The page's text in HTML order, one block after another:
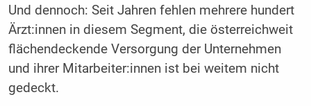
Und dennoch: Seit Jahren fehlen mehrere hundert
Ärzt:innen in diesem Segment, die österreichweit
flächendeckende Versorgung der Unternehmen
und ihrer Mitarbeiter:innen ist bei weitem nicht
gedeckt.